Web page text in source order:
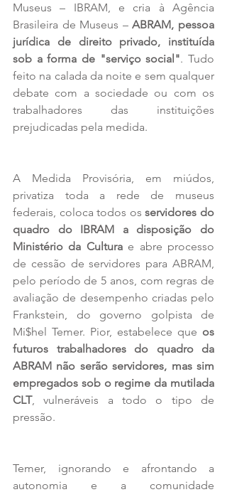
Museus – IBRAM, e cria à Agência
Brasileira de Museus – ABRAM, pessoa
jurídica de direito privado, instituída
sob a forma de "serviço social". Tudo
feito na calada da noite e sem qualquer
debate com a sociedade ou com os
trabalhadores das instituições
prejudicadas pela medida.
A Medida Provisória, em miúdos,
privatiza toda a rede de museus
federais, coloca todos os servidores do
quadro do IBRAM a disposição do
Ministério da Cultura e abre processo
de cessão de servidores para ABRAM,
pelo período de 5 anos, com regras de
avaliação de desempenho criadas pelo
Frankstein, do governo golpista de
Mi$hel Temer. Pior, estabelece que os
futuros trabalhadores do quadro da
ABRAM não serão servidores, mas sim
empregados sob o regime da mutilada
CLT, vulneráveis a todo o tipo de
pressão.
Temer, ignorando e afrontando a
autonomia e a comunidade